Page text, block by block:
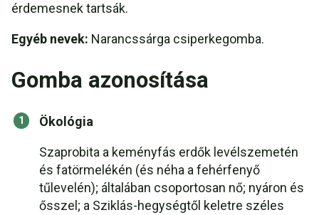
érdemesnek tartsák.
Egyéb nevek: Narancssárga csiperkegomba.
Gomba azonosítása
Ökológia
Szaprobita a keményfás erdők levélszemetén
és fatörmelékén (és néha a fehérfenyő
tűlevelén); általában csoportosan nő; nyáron és
ősszel; a Sziklás-hegységtől keletre széles